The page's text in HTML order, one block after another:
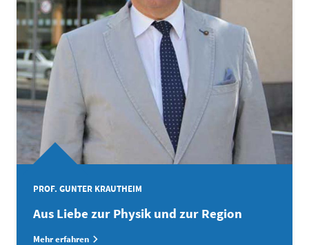
PROF. GUNTER KRAUTHEIM
Aus Liebe zur Physik und zur Region
Mehr erfahren